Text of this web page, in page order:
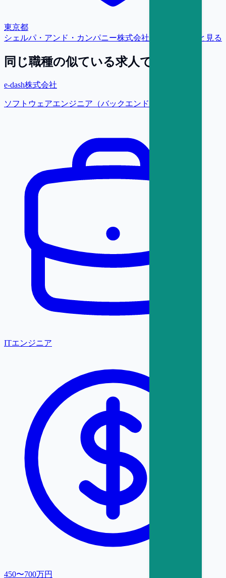
東京都
シェルパ・アンド・カンパニー株式会社 の求人をもっと見る
同じ職種の似ている求人で探す
e-dash株式会社
ソフトウェアエンジニア（バックエンド）
ITエンジニア
450〜700万円